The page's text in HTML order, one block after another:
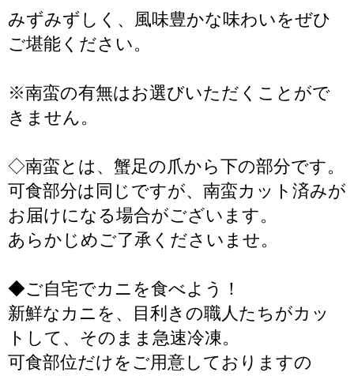
みずみずしく、風味豊かな味わいをぜひ
ご堪能ください。
※南蛮の有無はお選びいただくことがで
きません。
◇南蛮とは、蟹足の爪から下の部分です。
可食部分は同じですが、南蛮カット済みが
お届けになる場合がございます。
あらかじめご了承くださいませ。
◆ご自宅でカニを食べよう！
新鮮なカニを、目利きの職人たちがカッ
トして、そのまま急速冷凍。
可食部位だけをご用意しておりますの